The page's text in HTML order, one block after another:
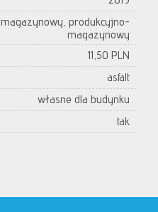
magazynowy, produkcyjno-
magazynowy
11,50 PLN
asfalt
własne dla budynku
tak